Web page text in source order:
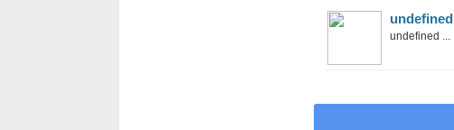
undefined
undefined ...